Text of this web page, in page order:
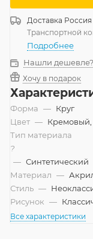
Доставка Россия
Транспортной
Подробнее
Нашли дешевле?
Хочу в подарок
Форма — Круг
Цвет — Кремовый,
Тип материала
?
— Синтетический
Материал —
Стиль —
Рисунок —
Все характеристики